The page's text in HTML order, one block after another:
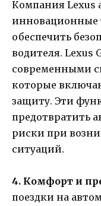
Компания Lexus
инновационные
обеспечить
водителя. Lexus
современными
которые
защиту. Эти
предотвратить
риски при
ситуаций.
4. Комфорт и
поездки на